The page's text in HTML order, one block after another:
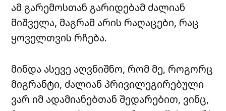
ამ გარემოსთან გარიდებამ ძალიან
მიშველა, მაგრამ არის რაღაცები, რაც
ყოველთვის რჩება.
მინდა ასევე აღვნიშნო, რომ მე, როგორც
მიგრანტი, ძალიან პრივილეგირებული
ვარ იმ ადამიანებთან შედარებით, ვინც,